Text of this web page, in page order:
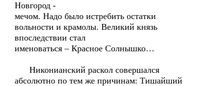
Новгород -
мечом. Надо было истребить остатки
вольности и крамолы. Великий князь
впоследствии стал
именоваться – Красное Солнышко…
Никонианский раскол совершался
абсолютно по тем же причинам: Тишайший